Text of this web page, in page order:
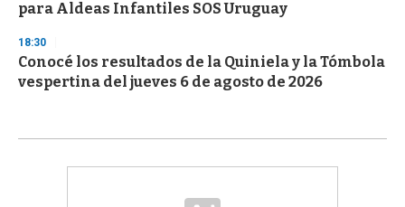
para Aldeas Infantiles SOS Uruguay
18:30
Conocé los resultados de la Quiniela y la Tómbola
vespertina del jueves 6 de agosto de 2026